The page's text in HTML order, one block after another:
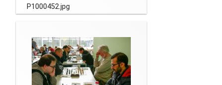
P1000452.jpg